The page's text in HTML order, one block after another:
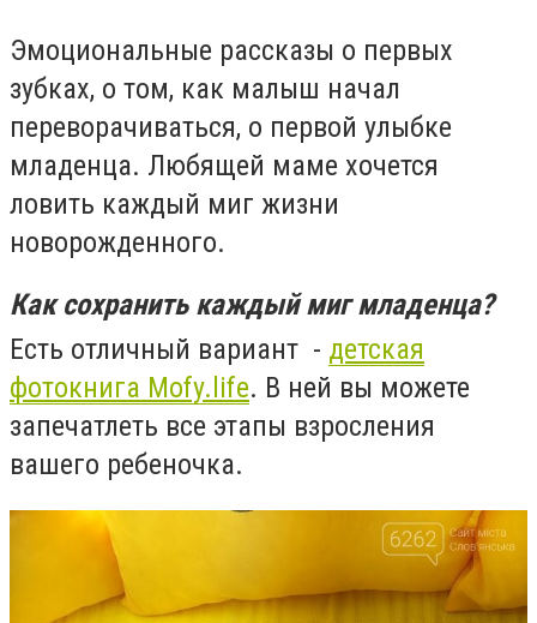
Эмоциональные рассказы о первых
зубках, о том, как малыш начал
переворачиваться, о первой улыбке
младенца. Любящей маме хочется
ловить каждый миг жизни
новорожденного.
Как сохранить каждый миг младенца?
Есть отличный вариант - детская
фотокнига Mofy.life. В ней вы можете
запечатлеть все этапы взросления
вашего ребеночка.